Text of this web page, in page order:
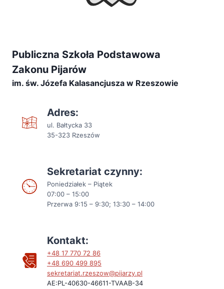
Publiczna Szkoła Podstawowa
Zakonu Pijarów
im. św. Józefa Kalasancjusza w Rzeszowie
Adres:
ul. Bałtycka 33
35-323 Rzeszów
Sekretariat czynny:
Poniedziałek – Piątek
07:00 – 15:00
Przerwa 9:15 – 9:30; 13:30 – 14:00
Kontakt:
+48 17 770 72 86
+48 690 499 895
sekretariat.rzeszow@pijarzy.pl
AE:PL-40630-46611-TVAAB-34